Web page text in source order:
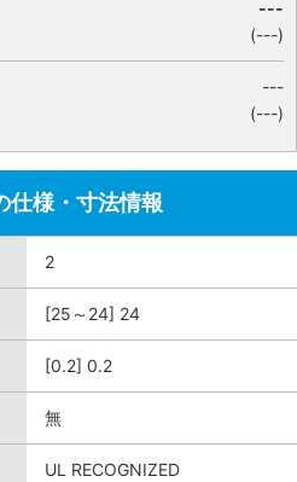
---
(---)
---
(---)
様・寸法情報
2
[25～24] 24
[0.2] 0.2
無
UL RECOGNIZED